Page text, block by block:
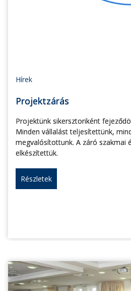
Hírek
Projektzárás
Projektünk sikersztoriként
Minden vállalást teljesítettünk,
megvalósítottunk. A záró szakmai
elkészítettük.
Részletek